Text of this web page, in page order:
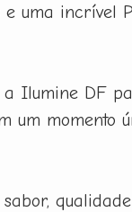
e uma incrível
a Ilumine DF
um momento